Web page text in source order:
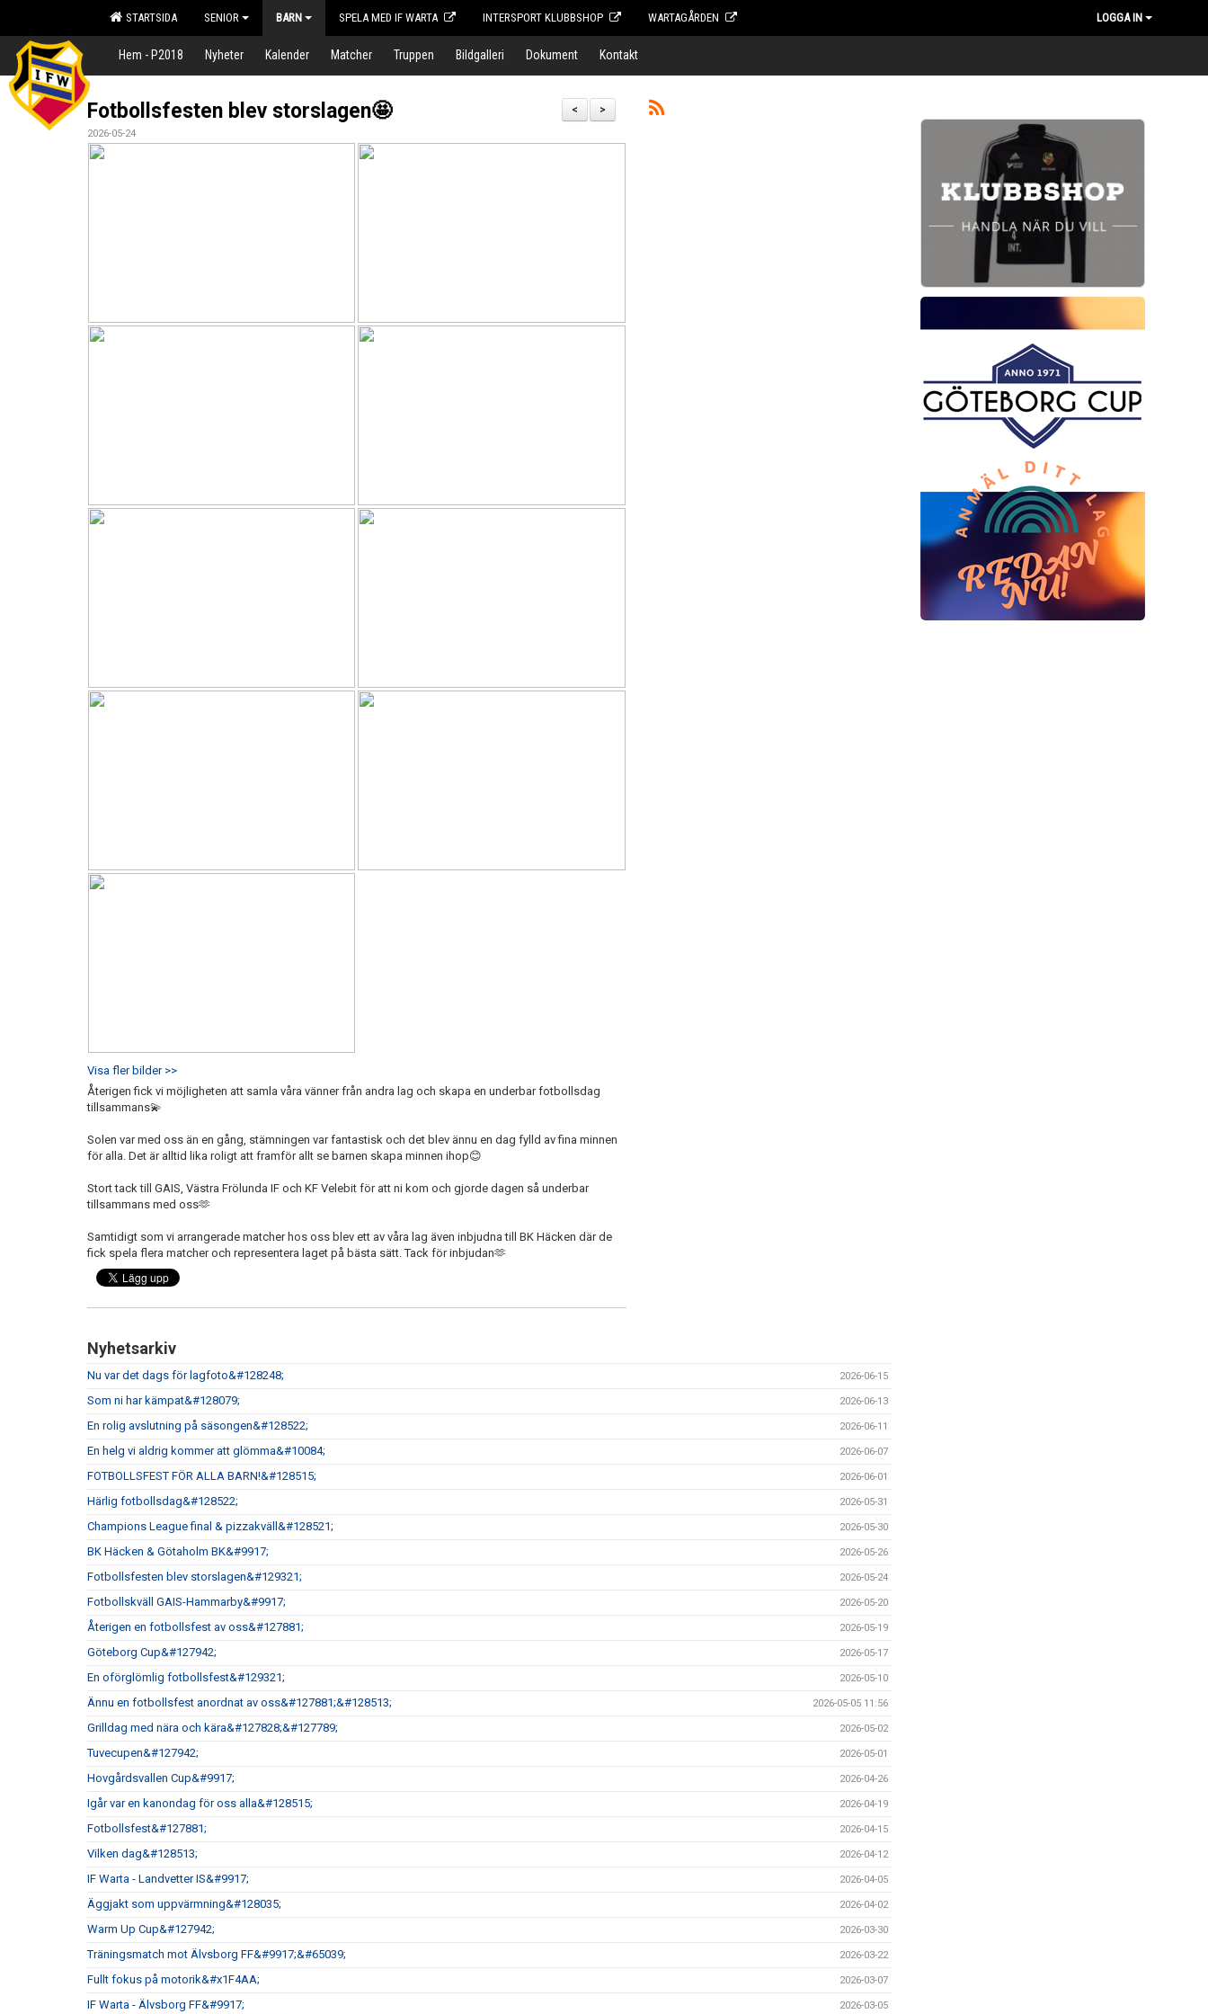
STARTSIDA SENIOR BARN SPELA MED IF WARTA INTERSPORT KLUBBSHOP WARTAGÅRDEN LOGGA IN
Hem - P2018 Nyheter Kalender Matcher Truppen Bildgalleri Dokument Kontakt
>
<
Fotbollsfesten blev storslagen🤩
2026-05-24
Visa fler bilder >>
Återigen fick vi möjligheten att samla våra vänner från andra lag och skapa en underbar fotbollsdag
tillsammans💫
Solen var med oss än en gång, stämningen var fantastisk och det blev ännu en dag fylld av fina minnen
för alla. Det är alltid lika roligt att framför allt se barnen skapa minnen ihop😊
Stort tack till GAIS, Västra Frölunda IF och KF Velebit för att ni kom och gjorde dagen så underbar
tillsammans med oss🫶
Samtidigt som vi arrangerade matcher hos oss blev ett av våra lag även inbjudna till BK Häcken där de
fick spela flera matcher och representera laget på bästa sätt. Tack för inbjudan🫶
Nyhetsarkiv
Nu var det dags för lagfoto&#128248; 2026-06-15
Som ni har kämpat&#128079; 2026-06-13
En rolig avslutning på säsongen&#128522; 2026-06-11
En helg vi aldrig kommer att glömma&#10084; 2026-06-07
FOTBOLLSFEST FÖR ALLA BARN!&#128515; 2026-06-01
Härlig fotbollsdag&#128522; 2026-05-31
Champions League final & pizzakväll&#128521; 2026-05-30
BK Häcken & Götaholm BK&#9917; 2026-05-26
Fotbollsfesten blev storslagen&#129321; 2026-05-24
Fotbollskväll GAIS-Hammarby&#9917; 2026-05-20
Återigen en fotbollsfest av oss&#127881; 2026-05-19
Göteborg Cup&#127942; 2026-05-17
En oförglömlig fotbollsfest&#129321; 2026-05-10
Ännu en fotbollsfest anordnat av oss&#127881;&#128513; 2026-05-05 11:56
Grilldag med nära och kära&#127828;&#127789; 2026-05-02
Tuvecupen&#127942; 2026-05-01
Hovgårdsvallen Cup&#9917; 2026-04-26
Igår var en kanondag för oss alla&#128515; 2026-04-19
Fotbollsfest&#127881; 2026-04-15
Vilken dag&#128513; 2026-04-12
IF Warta - Landvetter IS&#9917; 2026-04-05
Äggjakt som uppvärmning&#128035; 2026-04-02
Warm Up Cup&#127942; 2026-03-30
Träningsmatch mot Älvsborg FF&#9917;&#65039; 2026-03-22
Fullt fokus på motorik&#x1F4AA; 2026-03-07
IF Warta - Älvsborg FF&#9917; 2026-03-05